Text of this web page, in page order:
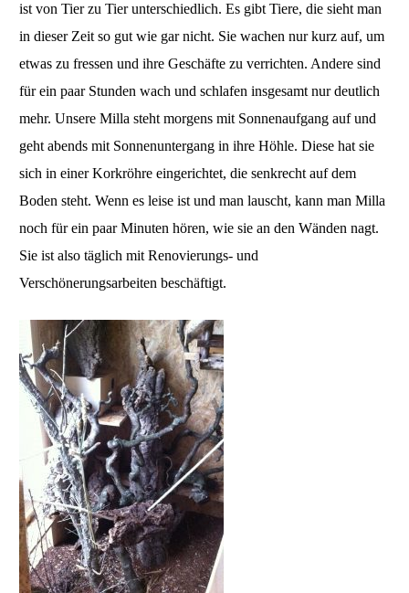
ist von Tier zu Tier unterschiedlich. Es gibt Tiere, die sieht man
in dieser Zeit so gut wie gar nicht. Sie wachen nur kurz auf, um
etwas zu fressen und ihre Geschäfte zu verrichten. Andere sind
für ein paar Stunden wach und schlafen insgesamt nur deutlich
mehr. Unsere Milla steht morgens mit Sonnenaufgang auf und
geht abends mit Sonnenuntergang in ihre Höhle. Diese hat sie
sich in einer Korkröhre eingerichtet, die senkrecht auf dem
Boden steht. Wenn es leise ist und man lauscht, kann man Milla
noch für ein paar Minuten hören, wie sie an den Wänden nagt.
Sie ist also täglich mit Renovierungs- und
Verschönerungsarbeiten beschäftigt.